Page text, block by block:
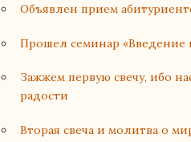
Объявлен прием
Прошел семинар «Введение
Зажжем первую свечу, ибо
радости
Вторая свеча и молитва о